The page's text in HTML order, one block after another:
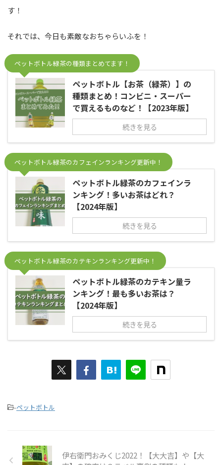
す！
それでは、今日も素敵なおちゃらいふを！
ペットボトル緑茶の種類まとめてます！
ペットボトル【お茶（緑茶）】の
種類まとめ！コンビニ・スーパー
で買えるものなど！【2023年版】
続きを見る
ペットボトル緑茶のカフェインランキング更新中！
ペットボトル緑茶のカフェインラ
ンキング！多いお茶はどれ？
【2024年版】
続きを見る
ペットボトル緑茶のカテキンランキング更新中！
ペットボトル緑茶のカテキン量ラ
ンキング！最も多いお茶は？
【2024年版】
続きを見る
-ペットボトル
伊右衛門おみくじ2022！【大大吉】や【大